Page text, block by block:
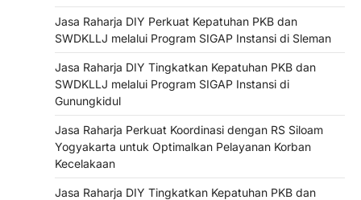
Jasa Raharja DIY Perkuat Kepatuhan PKB dan
SWDKLLJ melalui Program SIGAP Instansi di Sleman
Jasa Raharja DIY Tingkatkan Kepatuhan PKB dan
SWDKLLJ melalui Program SIGAP Instansi di
Gunungkidul
Jasa Raharja Perkuat Koordinasi dengan RS Siloam
Yogyakarta untuk Optimalkan Pelayanan Korban
Kecelakaan
Jasa Raharja DIY Tingkatkan Kepatuhan PKB dan